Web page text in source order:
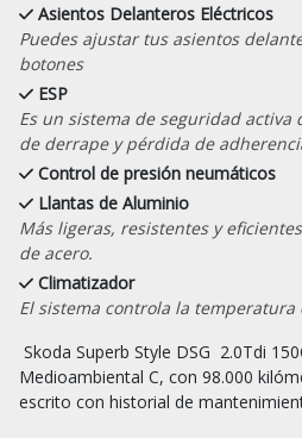
Asientos Delanteros Eléctricos
Puedes ajustar tus asientos
botones
ESP
Es un sistema de seguridad activa
de derrape y pérdida de
Control de presión neumáticos
Llantas de Aluminio
Más ligeras, resistentes y
de acero.
Climatizador
El sistema controla la temperatura
Medioambiental C, con 98.000
escrito con historial de